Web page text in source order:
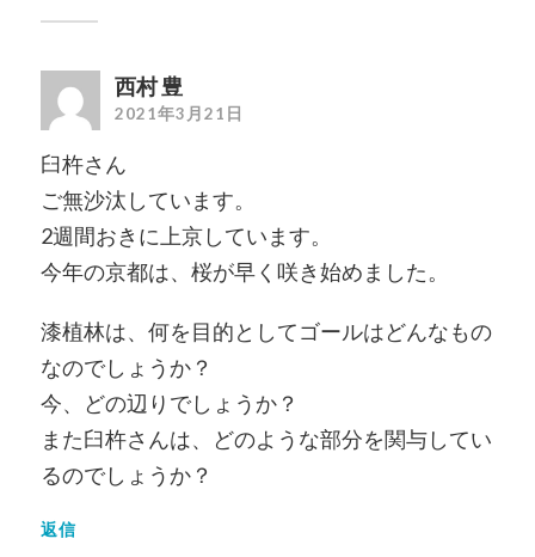
西村 豊
2021年3月21日
臼杵さん
ご無沙汰しています。
2週間おきに上京しています。
今年の京都は、桜が早く咲き始めました。
漆植林は、何を目的としてゴールはどんなもの
なのでしょうか？
今、どの辺りでしょうか？
また臼杵さんは、どのような部分を関与してい
るのでしょうか？
返信